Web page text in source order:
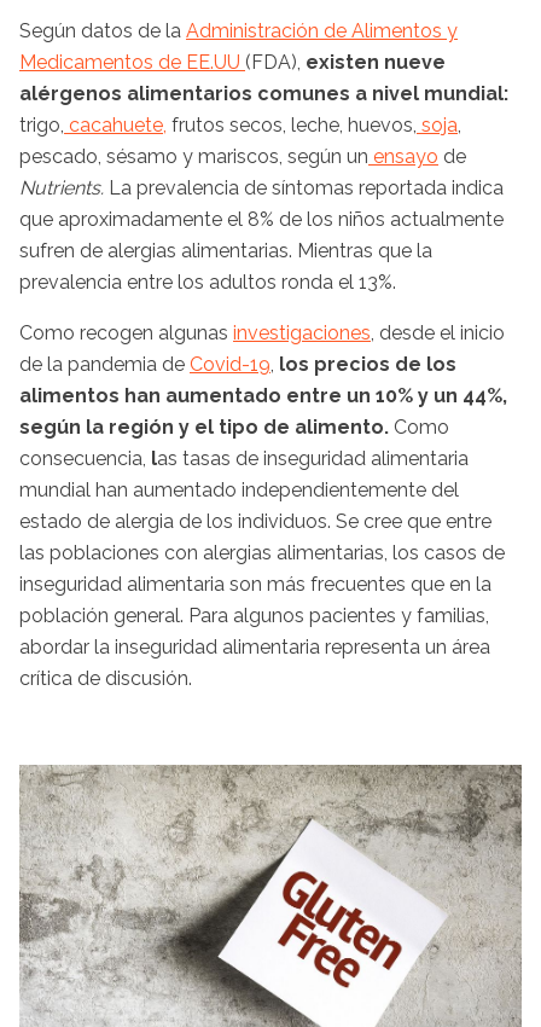
Según datos de la Administración de Alimentos y
Medicamentos de EE.UU (FDA), existen nueve
alérgenos alimentarios comunes a nivel mundial:
trigo, cacahuete, frutos secos, leche, huevos, soja,
pescado, sésamo y mariscos, según un ensayo de
Nutrients. La prevalencia de síntomas reportada indica
que aproximadamente el 8% de los niños actualmente
sufren de alergias alimentarias. Mientras que la
prevalencia entre los adultos ronda el 13%.
Como recogen algunas investigaciones, desde el inicio
de la pandemia de Covid-19, los precios de los
alimentos han aumentado entre un 10% y un 44%,
según la región y el tipo de alimento. Como
consecuencia, las tasas de inseguridad alimentaria
mundial han aumentado independientemente del
estado de alergia de los individuos. Se cree que entre
las poblaciones con alergias alimentarias, los casos de
inseguridad alimentaria son más frecuentes que en la
población general. Para algunos pacientes y familias,
abordar la inseguridad alimentaria representa un área
crítica de discusión.